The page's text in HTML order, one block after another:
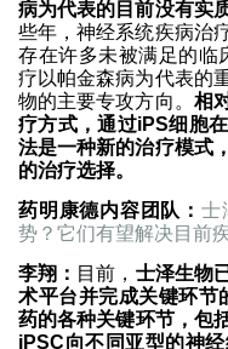
病为代表的目前没有实
些年，神经系统疾病治
存在许多未被满足的临
疗以帕金森病为代表的
物的主要专攻方向。 相
疗方式，通过iPS细胞
法是一种新的治疗模式
的治疗选择。
药明康德内容团队： 士
势？它们有望解决目前
李翔： 目前， 士泽生物
术平台并完成关键环节
药的各种关键环节，包
iPSC向不同亚型的神经